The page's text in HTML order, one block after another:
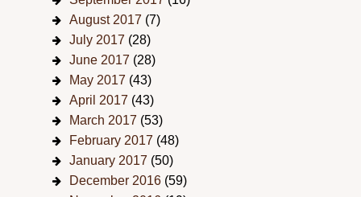
August 2017 (7)
July 2017 (28)
June 2017 (28)
May 2017 (43)
April 2017 (43)
March 2017 (53)
February 2017 (48)
January 2017 (50)
December 2016 (59)